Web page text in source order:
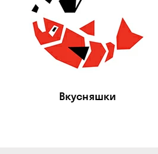
Вкусняшки